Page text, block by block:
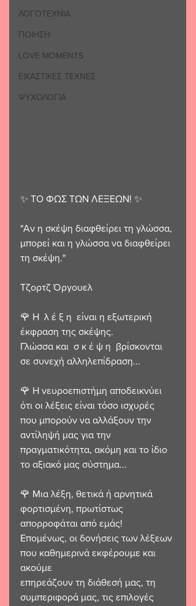
ΛΟΓΟΤΕΧΝΙΑ
ΠΟΙΗΣΗ
LOVE MOMENTS
ΕΙΚΑΣΤΙΚΕΣ ΤΕΧΝΕΣ
ΨΥΧΟΛΟΓΙΑ
✨ ️ΤΟ ΦΩΣ ΤΩΝ ΛΕΞΕΩΝ! ✨️
"Αν η σκέψη διαφθείρει τη γλώσσα,
μπορεί και η γλώσσα να διαφθείρει
τη σκέψη."
Τζορτζ Όργουελ
🌹 Η  λ έ ξ η  είναι η εξωτερική
έκφραση της σκέψης.
Γλώσσα και  σ κ έ ψ η  βρίσκονται
σε συνεχή αλληλεπίδραση...
🌹 Η νευροεπιστήμη αποδεικνύει
ότι οι λέξεις είναι τόσο ισχυρές
που μπορούν να αλλάξουν την
αντίληψή μας για την
πραγματικότητα, ακόμη και το ίδιο
το αξιακό μας σύστημα...
🌹 Μια λέξη, θετικά ή αρνητικά
φορτισμένη, πρωτίστως
απορροφάται από εμάς!
Επομένως, οι δονήσεις των λέξεων
που καθημερινά εκφέρουμε και
ακούμε
επηρεάζουν τη διάθεσή μας, τη
συμπεριφορά μας, τις επιλογές